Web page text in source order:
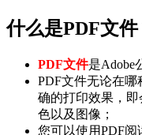
什么是PDF文件
PDF文件是Adobe
PDF文件无论在
确的打印效果，
色以及图像；
您可以使用PDF阅